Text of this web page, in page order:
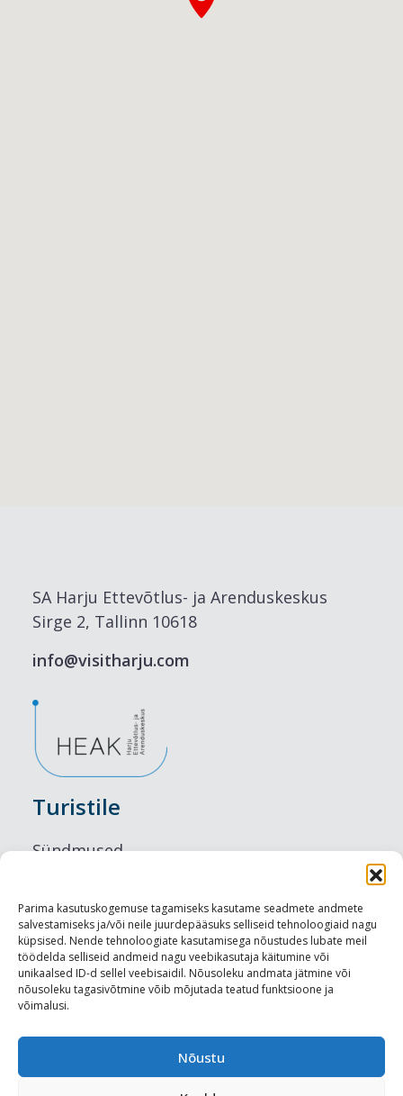
Parima kasutuskogemuse tagamiseks kasutame seadmete andmete
salvestamiseks ja/või neile juurdepääsuks selliseid tehnoloogiaid nagu
küpsised. Nende tehnoloogiate kasutamisega nõustudes lubate meil
töödelda selliseid andmeid nagu veebikasutaja käitumine või
unikaalsed ID-d sellel veebisaidil. Nõusoleku andmata jätmine või
nõusoleku tagasivõtmine võib mõjutada teatud funktsioone ja
võimalusi.
Nõustu
SA Harju Ettevõtlus- ja Arenduskeskus
Sirge 2, Tallinn 10618
info@visitharju.com
Turistile
Sündmused
Maitseelamused
Vaatamisväärsused
Visit Tallinn
Turismiprofessionaalile